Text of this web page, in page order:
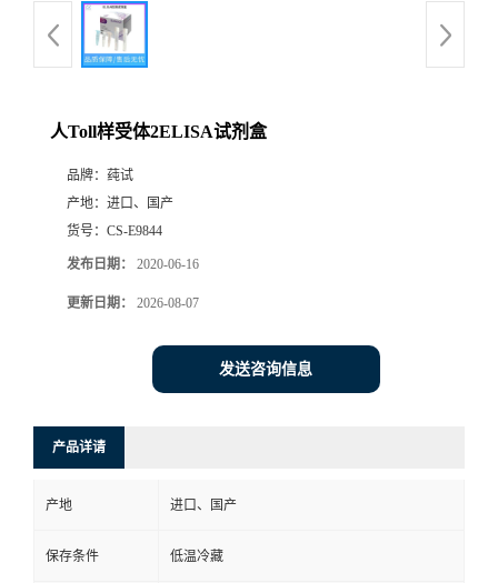
人Toll样受体2ELISA试剂盒
品牌： 莼试
产地： 进口、国产
货号： CS-E9844
发布日期： 2020-06-16
更新日期： 2026-08-07
发送咨询信息
产品详请
产地 进口、国产
保存条件 低温冷藏